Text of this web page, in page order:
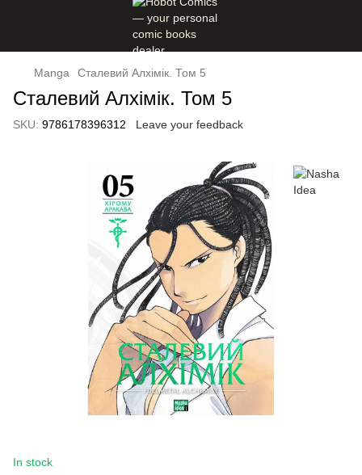
Manga Сталевий Алхімік. Том 5
Сталевий Алхімік. Том 5
SKU: 9786178396312 Leave your feedback
In stock